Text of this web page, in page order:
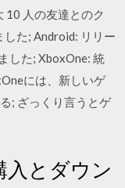
10 人の友達とのク
た; Android: リリー
した; XboxOne: 統
には、新しいゲ
; ざっくり言うとゲ
入とダウン